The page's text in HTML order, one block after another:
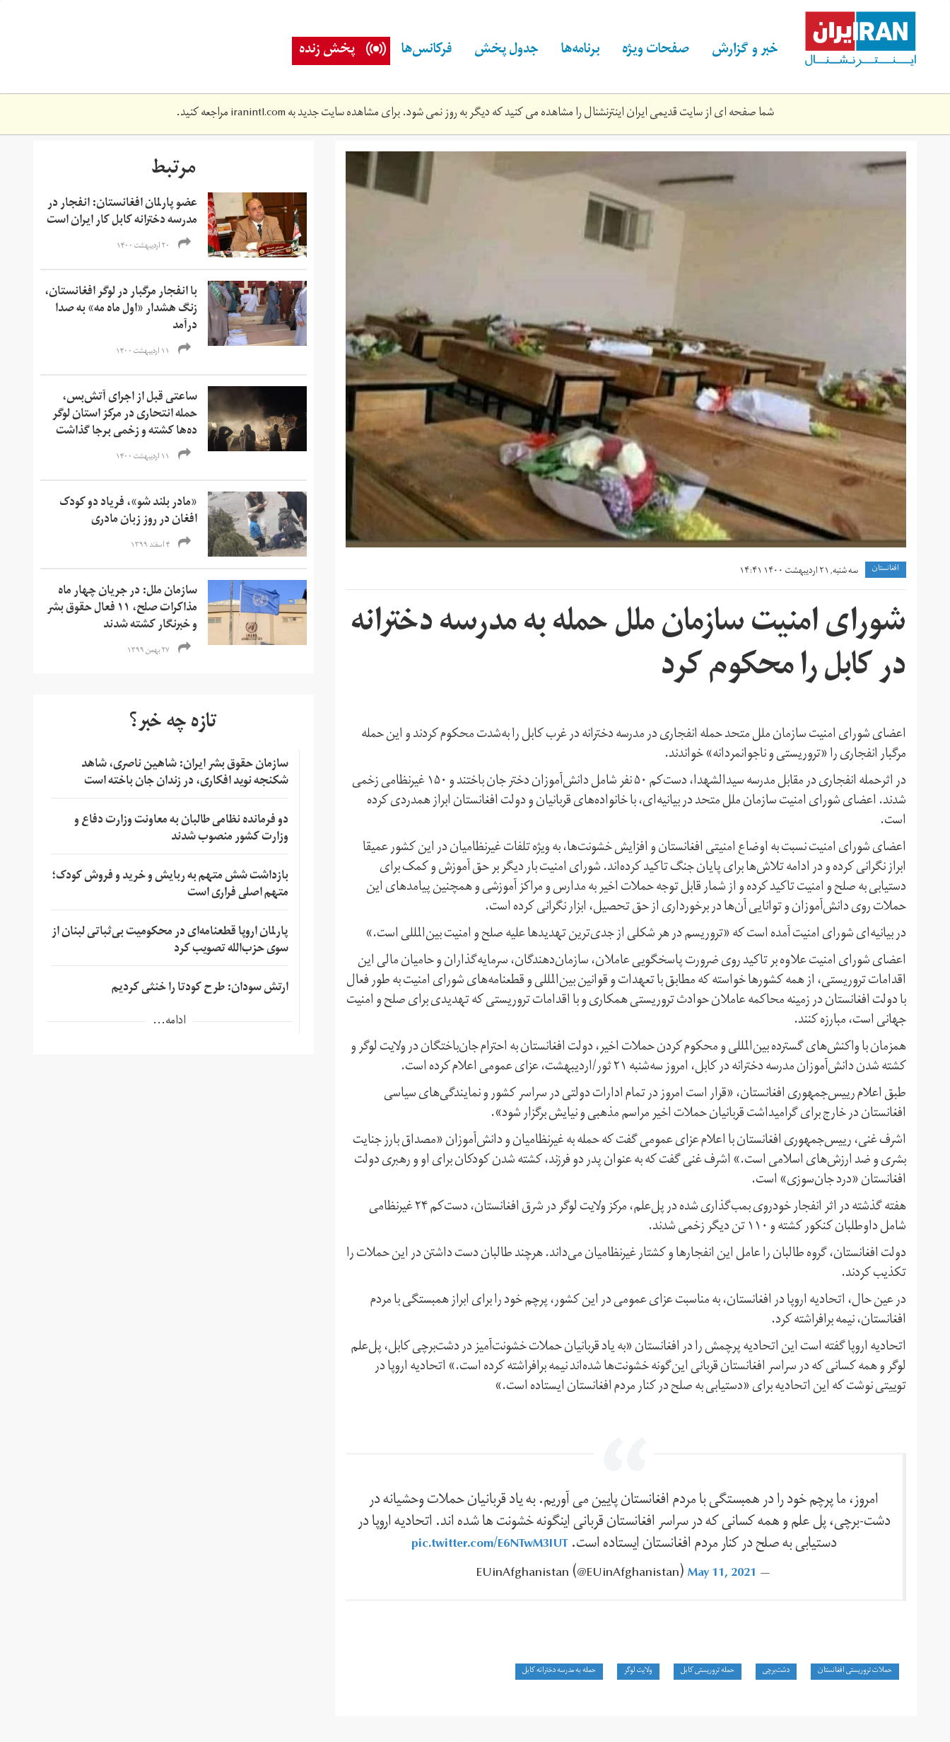
content خبر و گزارش صفحات ویژه برنامه‌ها جدول پخش فرکانس‌ها پخش زنده
شما صفحه ای از سایت قدیمی ایران اینترنشنال را مشاهده می کنید که دیگر به روز نمی شود. برای مشاهده سایت جدید بهiranintl.comمراجعه کنید.
processed_2.jpeg
افغانستان سه شنبه, ۲۱ اردیبهشت ۱۴۰۰ ۱۴:۴۱
شورای امنیت سازمان ملل حمله به مدرسه دخترانه
در کابل را محکوم کرد
اعضای شورای امنیت سازمان ملل متحد حمله انفجاری در مدرسه دخترانه در غرب کابل را به‌شدت محکوم کردند و این حمله
مرگبار انفجاری را «تروریستی و ناجوانمردانه» خواندند.
در اثرحمله انفجاری در مقابل مدرسه سیدالشهدا، دست‌کم ۵۰ نفر شامل دانش‌آموزان دختر جان باختند و ۱۵۰ غیرنظامی زخمی
شدند. اعضای شورای امنیت سازمان ملل متحد در بیانیه‌ای، با خانواده‌های قربانیان و دولت افغانستان ابراز همدردی کرده
است.
اعضای شورای امنیت نسبت به اوضاع امنیتی افغانستان و افزایش خشونت‌ها، به ویژه تلفات غیرنظامیان در این کشور عمیقا
ابراز نگرانی کرده و در ادامه تلاش‌ها برای پایان جنگ تاکید کرده‌اند. شورای امنیت بار دیگر بر حق آموزش و کمک برای
دستیابی به صلح و امنیت تاکید کرده و از شمار قابل توجه حملات اخیر به مدارس و مراکز آموزشی و همچنین پیامدهای این
حملات روی دانش‌آموزان و توانایی آن‌ها در برخورداری از حق تحصیل، ابزار نگرانی کرده است.
در بیانیه‌ای شورای امنیت آمده است که «تروریسم در هر شکلی از جدی‌ترین تهدیدها علیه صلح و امنیت بین‌المللی است.»
اعضای شورای امنیت علاوه بر تاکید روی ضرورت پاسخگویی عاملان، سازمان‌دهندگان، سرمایه‌گذاران و حامیان مالی این
اقدامات تروریستی، از همه کشورها خواسته‌ که مطابق با تعهدات و قوانین بین‌المللی و قطعنامه‌های شورای امنیت به طور فعال
با دولت افغانستان در زمینه محاکمه عاملان حوادث تروریستی همکاری و با اقدامات تروریستی که تهدیدی برای صلح و امنیت
جهانی است، مبارزه کنند.
همزمان با واکنش‌های گسترده بین‌المللی‌ و محکوم کردن حملات اخیر، دولت افغانستان به احترام جان‌باختگان در ولایت لوگر و
کشته شدن دانش‌آموزان مدرسه دخترانه در کابل، امروز سه‌شنبه ۲۱ ثور/اردیبهشت، عزای عمومی اعلام کرده است.
طبق اعلام رییس‌جمهوری افغانستان، «قرار است امروز در تمام ادارات دولتی در سراسر کشور و نمایندگی‌های سیاسی
افغانستان در خارج برای گرامیداشت قربانیان حملات اخیر مراسم مذهبی و نیایش برگزار شود».
اشرف غنی، رییس‌جمهوری افغانستان با اعلام عزای عمومی گفت که حمله به غیرنظامیان و دانش‌آموزان «مصداق بارز جنایت
بشری و ضد ارزش‌های اسلامی است.» اشرف غنی گفت که به عنوان پدر دو فرزند، کشته شدن کودکان برای او و رهبری دولت
افغانستان «درد جان‌سوزی» است.
هفته گذشته در اثر انفجار خودروی بمب‌گذاری شده در پل‌علم، مرکز ولایت لوگر در شرق افغانستان، دست‌کم ۲۴ غیرنظامی
شامل داوطلبان کنکور کشته و ۱۱۰ تن دیگر زخمی شدند.
دولت افغانستان، گروه طالبان را عامل این انفجارها و کشتار غیرنظامیان می‌داند. هرچند طالبان دست داشتن در این حملات را
تکذیب کردند.
در عین حال، اتحادیه اروپا در افغانستان، به مناسبت عزای عمومی در این کشور، پرچم خود را برای ابراز همبستگی با مردم
افغانستان، نیمه برافراشته کرد.
اتحادیه اروپا گفته است این اتحادیه پرچمش را در افغانستان «به یاد قربانیان حملات خشونت‌آمیز در دشت‌برچی کابل، پل‌علم
لوگر و همه کسانی که در سراسر افغانستان قربانی این‌گونه خشونت‌ها شده‌اند نیمه برافراشته کرده است.» اتحادیه اروپا در
توییتی نوشت که این اتحادیه برای «دستیابی به صلح در کنار مردم افغانستان ایستاده است.»
امروز، ما پرچم خود را در همبستگی با مردم افغانستان پایین می آوریم. به یاد قربانیان حملات وحشیانه در
دشت-برچی، پل علم و همه کسانی که در سراسر افغانستان قربانی اینگونه خشونت ها شده اند. اتحادیه اروپا در
دستیابی به صلح در کنار مردم افغانستان ایستاده است.pic.twitter.com/E6NTwM3IUT
— EUinAfghanistan ‪(@EUinAfghanistan)‬
May 11, 2021
حملات تروریستی افغانستان دشت‌برچی حمله تروریستی کابل ولایت لوگر حمله به مدرسه دخترانه کابل
مرتبط
عضو پارلمان افغانستان: انفجار در
مدرسه دخترانه کابل کار ایران است
۲۰ اردیبهشت ۱۴۰۰
با انفجار مرگبار در لوگر افغانستان،
زنگ هشدار «اول ماه مه» به صدا
درآمد
۱۱ اردیبهشت ۱۴۰۰
ساعتی قبل از اجرای آتش‌بس،
حمله انتحاری در مرکز استان لوگر
ده‌ها کشته و زخمی برجا گذاشت
۱۱ اردیبهشت ۱۴۰۰
«مادر بلند شو»، فریاد دو کودک
افغان در روز زبان مادری
۴ اسفند ۱۳۹۹
سازمان ملل: در جریان چهار ماه
مذاکرات صلح، ۱۱ فعال حقوق‌ بشر
و خبرنگار کشته شدند
۲۷ بهمن ۱۳۹۹
تازه چه خبر؟
سازمان حقوق بشر ایران: شاهین ناصری، شاهد
شکنجه نوید افکاری، در زندان جان باخته است
دو فرمانده نظامی طالبان به معاونت وزارت دفاع و
وزارت کشور منصوب شدند
بازداشت شش متهم به ربایش و خرید و فروش کودک؛
متهم اصلی فراری است
پارلمان اروپا قطعنامه‌ای در محکومیت بی‌ثباتی لبنان از
سوی حزب‌الله تصویب کرد
ارتش سودان: طرح کودتا را خنثی کردیم
ادامه...